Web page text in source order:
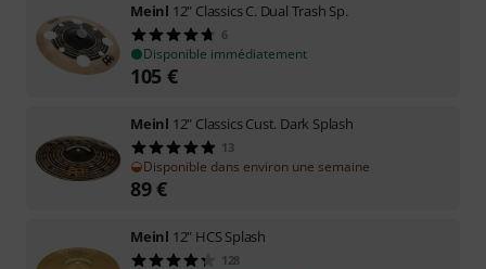
Meinl 12" Classics C. Dual Trash Sp.
6
Disponible immédiatement
105 €
Meinl 12" Classics Cust. Dark Splash
13
Disponible dans environ une semaine
89€
Meinl 12" HCS Splash
128